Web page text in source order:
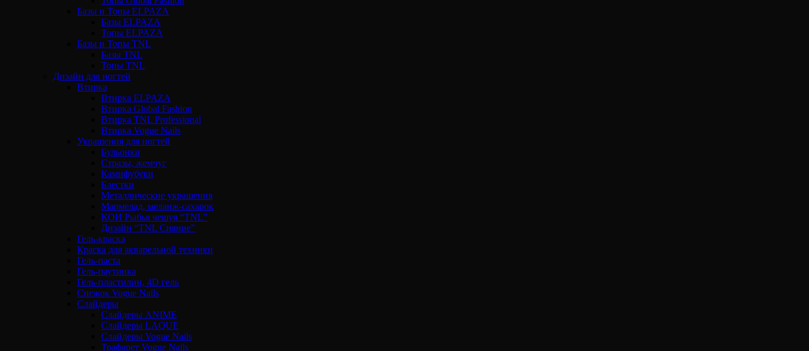
Базы и Топы ELPAZA
Базы ELPAZA
Топы ELPAZA
Базы и Топы TNL
Базы TNL
Топы TNL
Дизайн для ногтей
Втирка
Втирка ELPAZA
Втирка Global Fashion
Втирка TNL Professional
Втирка Vogue Nails
Украшения для ногтей
Бульонки
Стразы, жемчуг
Камифубуки
Блестки
Металлические украшения
Мармелад, меланж-сахарок
КОИ Рыбья чешуя “TNL”
Дизайн “TNL Сияние”
Гель-краска
Краска для акварельной техники
Гель-паста
Гель-паутинка
Гель-пластилин, 4D гель
Снежок Vogue Nails
Слайдеры
Слайдеры ANIME
Слайдеры LAQUE
Слайдеры Vogue Nails
Трафарет Vogue Nails